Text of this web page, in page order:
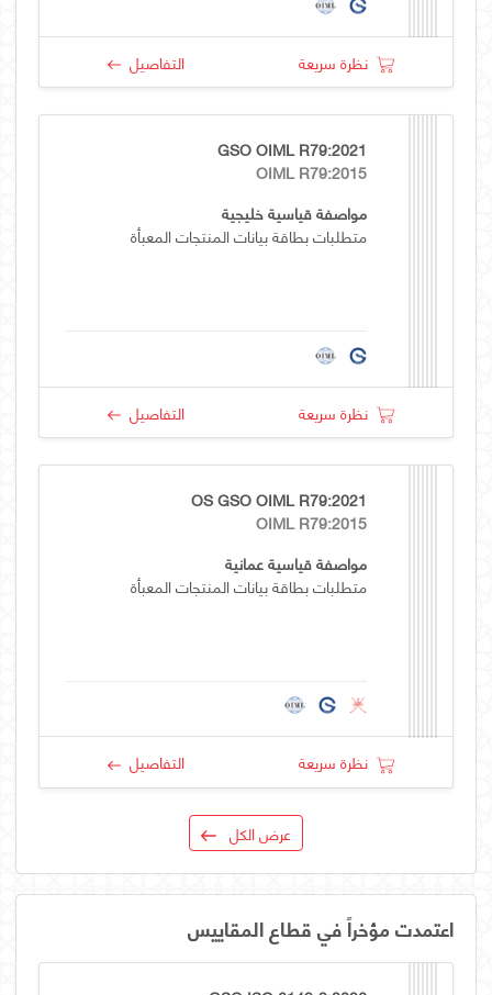
نظرة سريعة التفاصيل
GSO OIML R79:2021
OIML R79:2015
مواصفة قياسية خليجية
متطلبات بطاقة بيانات المنتجات المعبأة
نظرة سريعة التفاصيل
OS GSO OIML R79:2021
OIML R79:2015
مواصفة قياسية عمانية
متطلبات بطاقة بيانات المنتجات المعبأة
نظرة سريعة التفاصيل
عرض الكل
اعتمدت مؤخراً في قطاع المقاييس